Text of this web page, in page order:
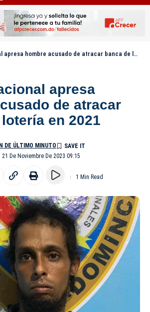
hombre acusado de atracar banca de lotería en 2021
apresa
de atracar
en 2021
De Noviembre De 2023 09:15
DE ÚLTIMO MINUTO
1 Min Read